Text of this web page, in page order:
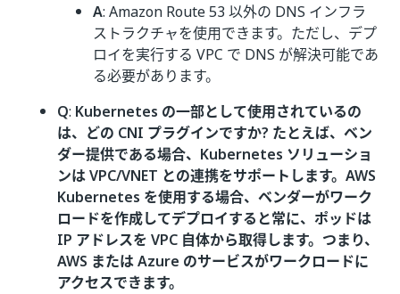
A: Amazon Route 53 以外の DNS インフラ
ストラクチャを使用できます。ただし、デプ
ロイを実行する VPC で DNS が解決可能であ
る必要があります。
Q: Kubernetes の一部として使用されているの
は、どの CNI プラグインですか? たとえば、ベン
ダー提供である場合、Kubernetes ソリューショ
ンは VPC/VNET との連携をサポートします。AWS
Kubernetes を使用する場合、ベンダーがワーク
ロードを作成してデプロイすると常に、ポッドは
IP アドレスを VPC 自体から取得します。つまり、
AWS または Azure のサービスがワークロードに
アクセスできます。